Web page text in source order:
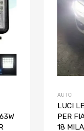
AUTO
LUCI
PER
18